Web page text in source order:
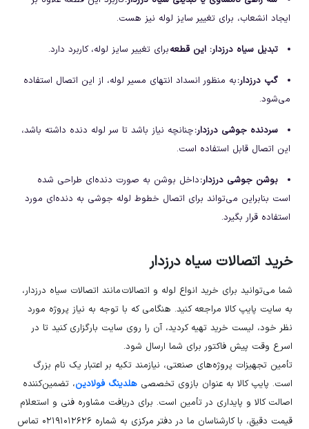
ایجاد انشعاب، برای تغییر سایز لوله نیز هست.
تبدیل سیاه درزدار: این قطعهبرای تغییر سایز لوله، کاربرد دارد.
گپ درزدار:به منظور انسداد انتهای مسیر لوله، از این اتصال استفاده
می‌شود.
سردنده جوشی درزدار:چنانچه نیاز باشد تا سر لوله دنده داشته باشد،
این اتصال قابل استفاده است.
بوشن جوشی درزدار:داخل بوشن به صورت دنده‌ای طراحی شده
است بنابراین می‌تواند برای اتصال خطوط لوله جوشی به دنده‌ای مورد
استفاده قرار بگیرد.
خرید اتصالات سیاه درزدار
شما می‌توانید برای خرید انواع لوله و اتصالات مانند اتصالات سیاه درزدار،
به سایت پایپ کالا مراجعه کنید. هنگامی که با توجه به نیاز پروژه مورد
نظر خود، لیست خرید تهیه کردید، آن را روی سایت بارگزاری کنید تا در
اسرع وقت پیش فاکتور برای شما ارسال شود.
تأمین تجهیزات پروژه‌های صنعتی، نیازمند تکیه بر اعتبار یک نام بزرگ
است. پایپ کالا به عنوان بازوی تخصصی هلدینگ فولادین، تضمین‌کننده
اصالت کالا و پایداری در تأمین است. برای دریافت مشاوره فنی و استعلام
قیمت دقیق، با کارشناسان ما در دفتر مرکزی به شماره ۰۲۱۹۱۰۱۲۶۲۶ تماس